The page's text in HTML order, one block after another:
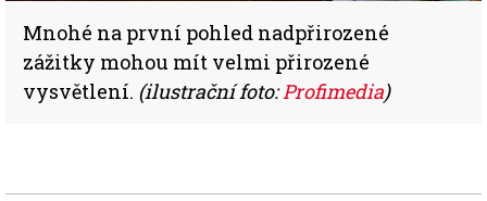
Mnohé na první pohled nadpřirozené
zážitky mohou mít velmi přirozené
vysvětlení. (ilustrační foto:Profimedia)